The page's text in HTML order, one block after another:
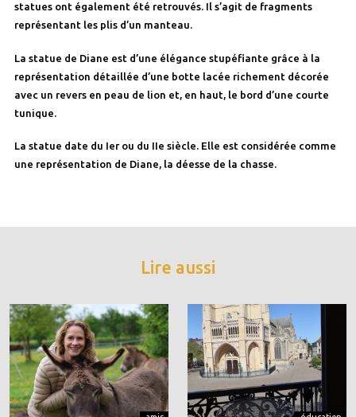
statues ont également été retrouvés. Il s’agit de fragments
représentant les plis d’un manteau.
La statue de Diane est d’une élégance stupéfiante grâce à la
représentation détaillée d’une botte lacée richement décorée
avec un revers en peau de lion et, en haut, le bord d’une courte
tunique.
La statue date du Ier ou du IIe siècle. Elle est considérée comme
une représentation de Diane, la déesse de la chasse.
Lire aussi